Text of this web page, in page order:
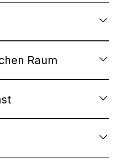
Raum